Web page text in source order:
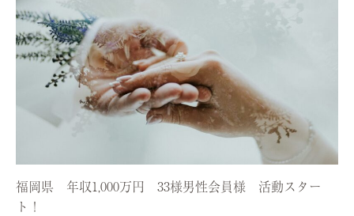
福岡県 年収1,000万円 33様男性会員様 活動スター
ト！